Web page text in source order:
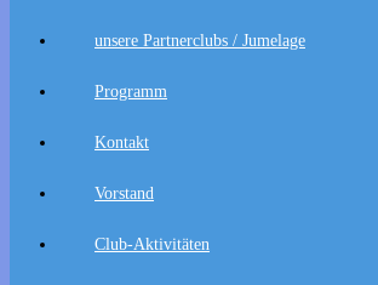
unsere Partnerclubs / Jumelage
Programm
Kontakt
Vorstand
Club-Aktivitäten